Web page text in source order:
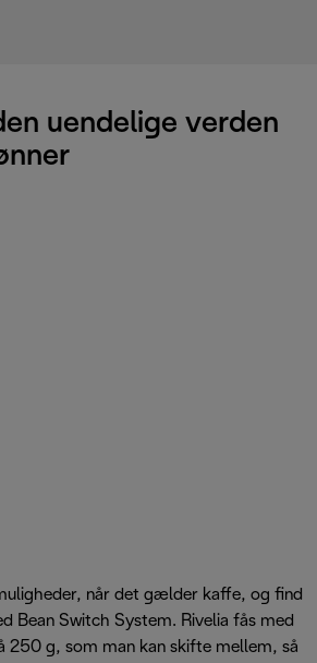
uendelige verden
når det gælder kaffe, og find
Bean Switch System. Rivelia fås med
g, som man kan skifte mellem, så